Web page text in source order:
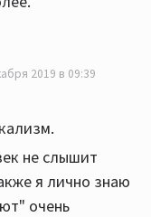
2019 в 09:39
не слышит
я лично знаю
очень